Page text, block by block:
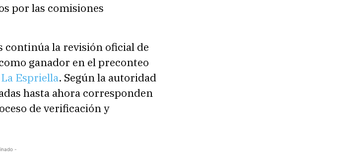
por las comisiones
continúa la revisión oficial de
ganador en el preconteo
Espriella. Según la autoridad
hasta ahora corresponden
de verificación y
-